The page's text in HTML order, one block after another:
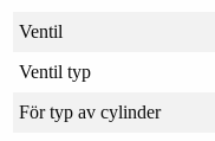
Ventil
Ventil typ
För typ av cylinder